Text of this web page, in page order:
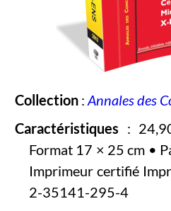
Collection :Annales des
Caractéristiques :
Format 17 × 25 cm •
Imprimeur certifié
2-35141-295-4